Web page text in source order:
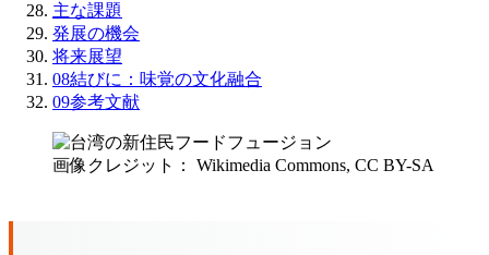
主な課題
発展の機会
将来展望
08結びに：味覚の文化融合
09参考文献
画像クレジット： Wikimedia Commons, CC BY-SA